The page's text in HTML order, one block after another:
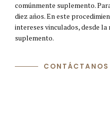
comúnmente suplemento.
diez años. En este
intereses vinculados, desde
suplemento.
CONTÁCTANOS